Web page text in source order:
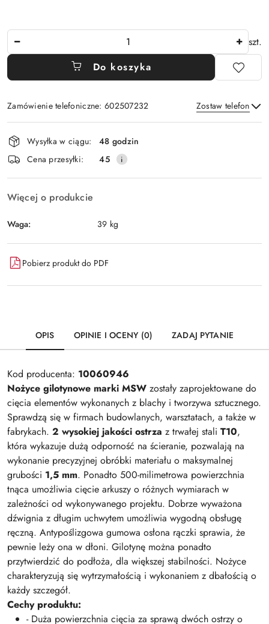
szt.
Do koszyka
Zamówienie telefoniczne: 602507232 Zostaw telefon
Wyślij
Dostępność
i
dostawa
Wysyłka w ciągu:
48 godzin
Cena przesyłki:
45
Więcej o produkcie
Waga: 39 kg
Pobierz produkt do PDF
OPIS OPINIE I OCENY (0) ZADAJ PYTANIE
Kod producenta: 10060946
Nożyce gilotynowe marki MSW zostały zaprojektowane do
cięcia elementów wykonanych z blachy i tworzywa sztucznego.
Sprawdzą się w firmach budowlanych, warsztatach, a także w
fabrykach. 2 wysokiej jakości ostrza z trwałej stali T10,
która wykazuje dużą odporność na ścieranie, pozwalają na
wykonanie precyzyjnej obróbki materiału o maksymalnej
grubości 1,5 mm. Ponadto 500-milimetrowa powierzchnia
tnąca umożliwia cięcie arkuszy o różnych wymiarach w
zależności od wykonywanego projektu. Dobrze wyważona
dźwignia z długim uchwytem umożliwia wygodną obsługę
ręczną. Antypoślizgowa gumowa osłona rączki sprawia, że
pewnie leży ona w dłoni. Gilotynę można ponadto
przytwierdzić do podłoża, dla większej stabilności. Nożyce
charakteryzują się wytrzymałością i wykonaniem z dbałością o
każdy szczegół.
Cechy produktu:
- Duża powierzchnia cięcia za sprawą dwóch ostrzy o